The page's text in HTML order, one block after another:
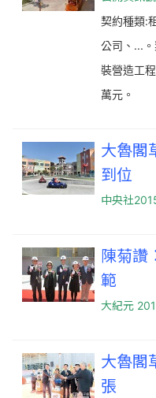
契約種類:
公司、...
裝營造工
萬元。
大魯閣
到位
中央社
陳菊讚
範
大紀元
大魯閣
張